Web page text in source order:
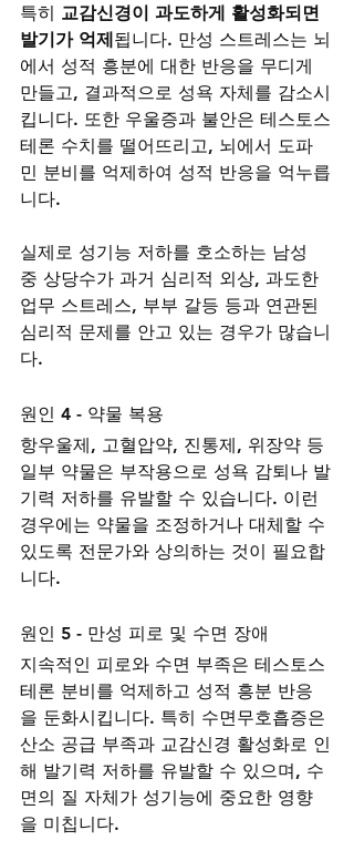
특히 교감신경이 과도하게 활성화되면
발기가 억제됩니다. 만성 스트레스는 뇌
에서 성적 흥분에 대한 반응을 무디게
만들고, 결과적으로 성욕 자체를 감소시
킵니다. 또한 우울증과 불안은 테스토스
테론 수치를 떨어뜨리고, 뇌에서 도파
민 분비를 억제하여 성적 반응을 억누릅
니다.
실제로 성기능 저하를 호소하는 남성
중 상당수가 과거 심리적 외상, 과도한
업무 스트레스, 부부 갈등 등과 연관된
심리적 문제를 안고 있는 경우가 많습니
다.
원인 4 - 약물 복용
항우울제, 고혈압약, 진통제, 위장약 등
일부 약물은 부작용으로 성욕 감퇴나 발
기력 저하를 유발할 수 있습니다. 이런
경우에는 약물을 조정하거나 대체할 수
있도록 전문가와 상의하는 것이 필요합
니다.
원인 5 - 만성 피로 및 수면 장애
지속적인 피로와 수면 부족은 테스토스
테론 분비를 억제하고 성적 흥분 반응
을 둔화시킵니다. 특히 수면무호흡증은
산소 공급 부족과 교감신경 활성화로 인
해 발기력 저하를 유발할 수 있으며, 수
면의 질 자체가 성기능에 중요한 영향
을 미칩니다.